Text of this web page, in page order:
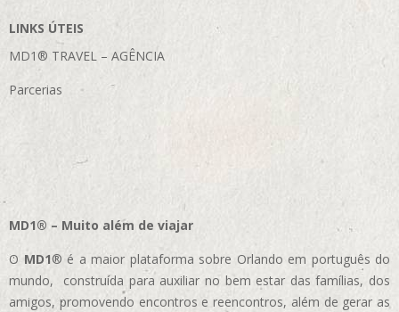
LINKS ÚTEIS
MD1® TRAVEL – AGÊNCIA
Parcerias
MD1® – Muito além de viajar
O MD1® é a maior plataforma sobre Orlando em português do
mundo, construída para auxiliar no bem estar das famílias, dos
amigos, promovendo encontros e reencontros, além de gerar as